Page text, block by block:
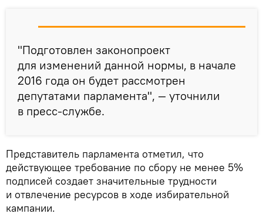
"Подготовлен законопроект
для изменений данной нормы, в начале
2016 года он будет рассмотрен
депутатами парламента", — уточнили
в пресс-службе.
Представитель парламента отметил, что
действующее требование по сбору не менее 5%
подписей создает значительные трудности
и отвлечение ресурсов в ходе избирательной
кампании.